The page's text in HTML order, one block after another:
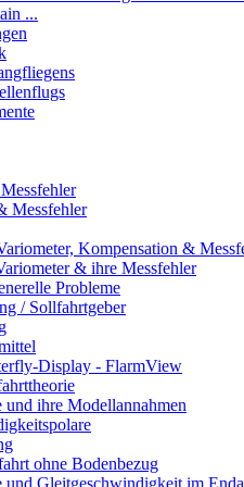
...
Messfehler
Kompensation &
& ihre Messfehler
Probleme
/ Sollfahrtgeber
Display - FlarmView
und ihre Modellannahmen
ohne Bodenbezug
und Gleitgeschwindigkeit im